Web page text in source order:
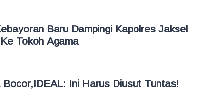
Baru Dampingi Kapolres Jaksel
Tokoh Agama
Bocor,IDEAL: Ini Harus Diusut Tuntas!